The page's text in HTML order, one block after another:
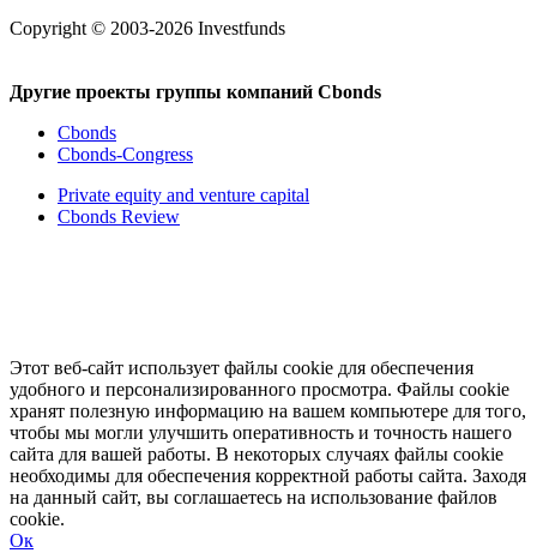
Copyright © 2003-2026 Investfunds
Другие проекты группы компаний Cbonds
Cbonds
Cbonds-Congress
Private equity and venture capital
Cbonds Review
Этот веб-сайт использует файлы cookie для обеспечения
удобного и персонализированного просмотра. Файлы cookie
хранят полезную информацию на вашем компьютере для того,
чтобы мы могли улучшить оперативность и точность нашего
сайта для вашей работы. В некоторых случаях файлы cookie
необходимы для обеспечения корректной работы сайта. Заходя
на данный сайт, вы соглашаетесь на использование файлов
cookie.
Ок